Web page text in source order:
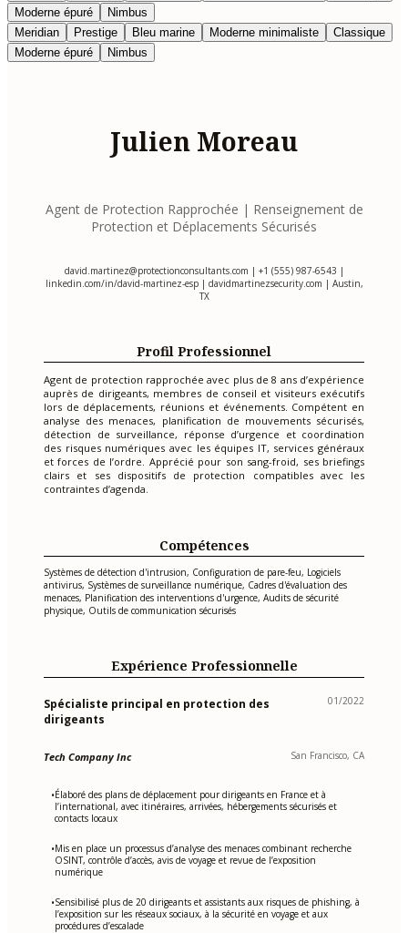
Moderne épuré
Nimbus
Meridian
Prestige Bleu marine Moderne minimaliste
Classique
Moderne épuré
Nimbus
Julien Moreau
Agent de Protection Rapprochée | Renseignement de
Protection et Déplacements Sécurisés
david.martinez@protectionconsultants.com | +1 (555) 987-6543 |
linkedin.com/in/david-martinez-esp | davidmartinezsecurity.com | Austin,
TX
Profil Professionnel
Agent de protection rapprochée avec plus de 8 ans d’expérience
auprès de dirigeants, membres de conseil et visiteurs exécutifs
lors de déplacements, réunions et événements. Compétent en
analyse des menaces, planification de mouvements sécurisés,
détection de surveillance, réponse d’urgence et coordination
des risques numériques avec les équipes IT, services généraux
et forces de l’ordre. Apprécié pour son sang-froid, ses briefings
clairs et ses dispositifs de protection compatibles avec les
contraintes d’agenda.
Compétences
Systèmes de détection d'intrusion, Configuration de pare-feu, Logiciels
antivirus, Systèmes de surveillance numérique, Cadres d'évaluation des
menaces, Planification des interventions d'urgence, Audits de sécurité
physique, Outils de communication sécurisés
Expérience Professionnelle
Spécialiste principal en protection des
dirigeants
01/2022
Tech Company Inc San Francisco, CA
•Élaboré des plans de déplacement pour dirigeants en France et à
l’international, avec itinéraires, arrivées, hébergements sécurisés et
contacts locaux
•Mis en place un processus d’analyse des menaces combinant recherche
OSINT, contrôle d’accès, avis de voyage et revue de l’exposition
numérique
•Sensibilisé plus de 20 dirigeants et assistants aux risques de phishing, à
l’exposition sur les réseaux sociaux, à la sécurité en voyage et aux
procédures d’escalade